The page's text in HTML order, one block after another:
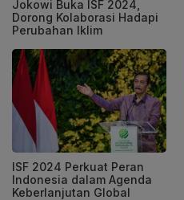
Jokowi Buka ISF 2024,
Dorong Kolaborasi Hadapi
Perubahan Iklim
ISF 2024 Perkuat Peran
Indonesia dalam Agenda
Keberlanjutan Global